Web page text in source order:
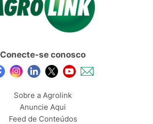
Conecte-se conosco
Sobre a Agrolink
Anuncie Aqui
Feed de Conteúdos